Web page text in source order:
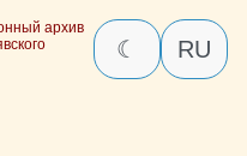
архив
☾ RU